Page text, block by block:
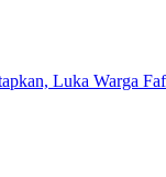
Luka Warga